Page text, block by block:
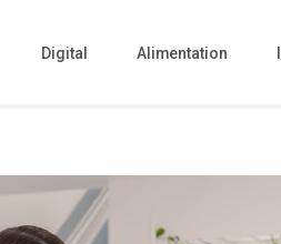
Digital Alimentation